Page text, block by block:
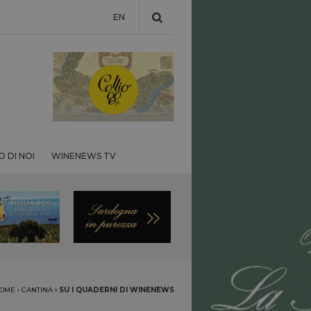
EN
DI NOI WINENEWS TV
› CANTINA › SU I QUADERNI DI WINENEWS